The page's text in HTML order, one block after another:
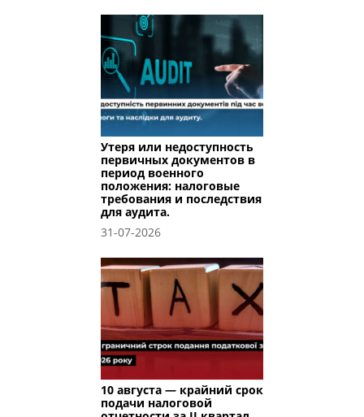
Утеря или недоступность
первичных документов в
период военного
положения: налоговые
требования и последствия
для аудита.
31-07-2026
10 августа — крайний срок
подачи налоговой